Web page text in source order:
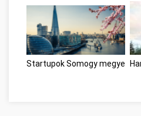
Startupok Somogy megye